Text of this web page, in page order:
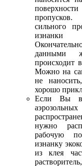
сильного
данными
происходит
Можно на
не
хорошо
Если Вы
нужно
рабочую
изнанку
из клея